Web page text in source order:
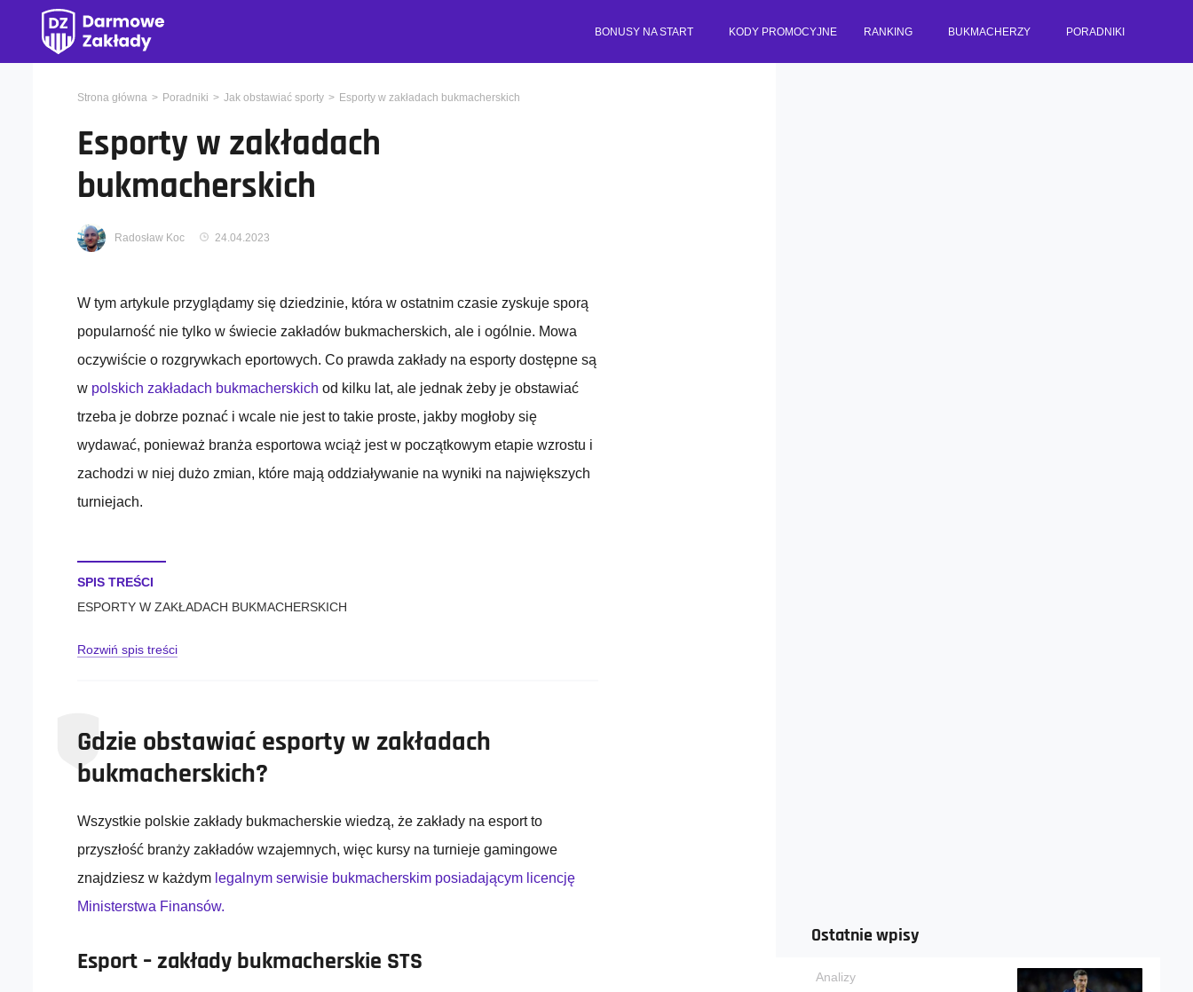
BONUSY NA START KODY PROMOCYJNE RANKING BUKMACHERZY PORADNIKI
Strona główna Poradniki Jak obstawiać sporty Esporty w zakładach bukmacherskich
Esporty w zakładach
bukmacherskich
Radosław Koc 24.04.2023
W tym artykule przyglądamy się dziedzinie, która w ostatnim czasie zyskuje sporą
popularność nie tylko w świecie zakładów bukmacherskich, ale i ogólnie. Mowa
oczywiście o rozgrywkach eportowych. Co prawda zakłady na esporty dostępne są
w polskich zakładach bukmacherskich od kilku lat, ale jednak żeby je obstawiać
trzeba je dobrze poznać i wcale nie jest to takie proste, jakby mogłoby się
wydawać, ponieważ branża esportowa wciąż jest w początkowym etapie wzrostu i
zachodzi w niej dużo zmian, które mają oddziaływanie na wyniki na największych
turniejach.
SPIS TREŚCI
ESPORTY W ZAKŁADACH BUKMACHERSKICH
Rozwiń spis treści
Gdzie obstawiać esporty w zakładach
bukmacherskich?
Wszystkie polskie zakłady bukmacherskie wiedzą, że zakłady na esport to
przyszłość branży zakładów wzajemnych, więc kursy na turnieje gamingowe
znajdziesz w każdym legalnym serwisie bukmacherskim posiadającym licencję
Ministerstwa Finansów.
Esport – zakłady bukmacherskie STS
Ostatnie wpisy
Analizy